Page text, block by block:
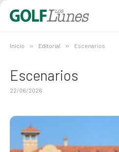
Inicio » Editorial » Escenarios
Escenarios
22/06/2026